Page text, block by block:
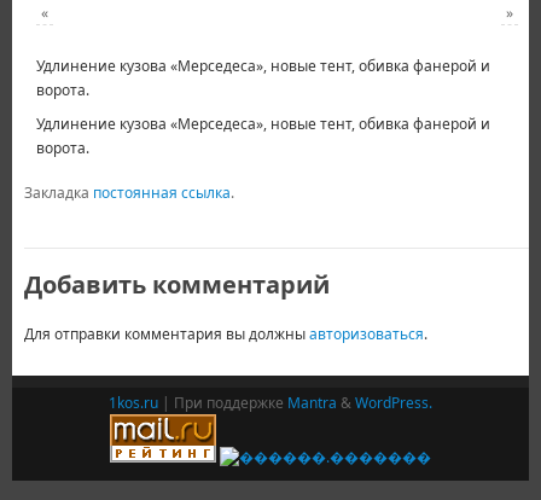
« »
Удлинение кузова «Мерседеса», новые тент, обивка фанерой и
ворота.
Удлинение кузова «Мерседеса», новые тент, обивка фанерой и
ворота.
Закладка постоянная ссылка.
Добавить комментарий
Для отправки комментария вы должныавторизоваться.
1kos.ru | При поддержке Mantra &WordPress.